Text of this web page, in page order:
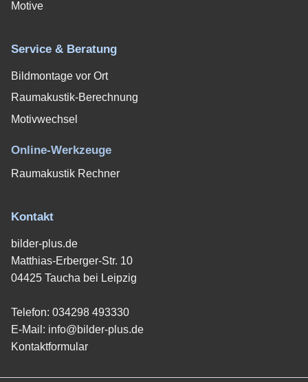
Motive
Service & Beratung
Bildmontage vor Ort
Raumakustik-Berechnung
Motivwechsel
Online-Werkzeuge
Raumakustik Rechner
Kontakt
bilder-plus.de
Matthias-Erberger-Str. 10
04425 Taucha bei Leipzig
Telefon: 034298 493330
E-Mail: info@bilder-plus.de
Kontaktformular